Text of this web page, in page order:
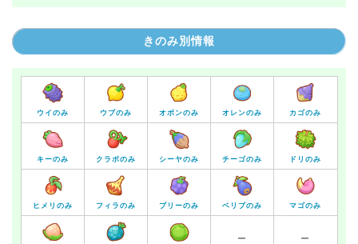
きのみ別情報
ウイのみ ウブのみ オボンのみ オレンのみ カゴのみ
キーのみ クラボのみ シーヤのみ チーゴのみ ドリのみ
ヒメリのみ フィラのみ ブリーのみ ベリブのみ マゴのみ
ー ー